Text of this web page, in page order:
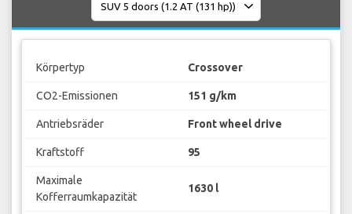
Körpertyp Crossover
CO2-Emissionen 151 g/km
Antriebsräder Front wheel drive
Kraftstoff 95
Maximale
Kofferraumkapazität
1630 l